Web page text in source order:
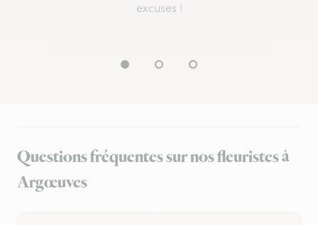
excuses !
Questions fréquentes sur nos fleuristes à
Argœuves